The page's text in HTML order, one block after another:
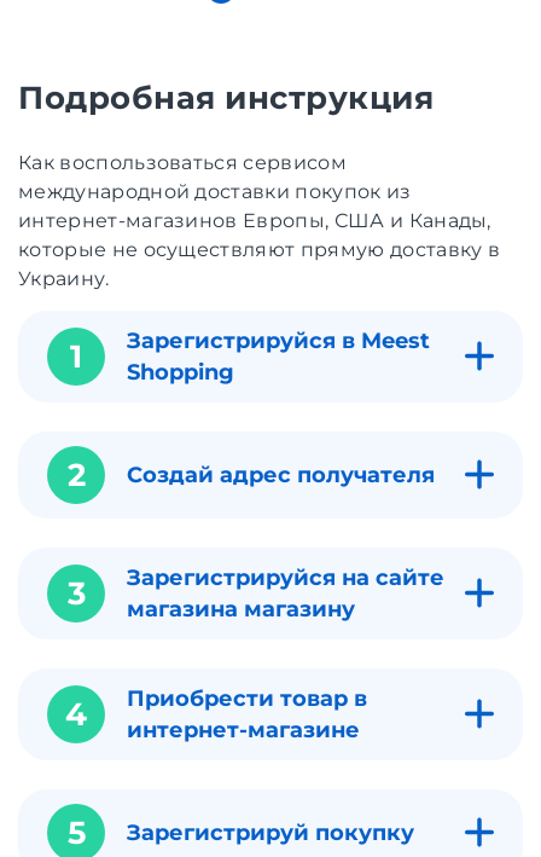
Подробная инструкция
Как воспользоваться сервисом
международной доставки покупок из
интернет-магазинов Европы, США и Канады,
которые не осуществляют прямую доставку в
Украину.
1
Зарегистрируйся в Meest
Shopping
2 Создай адрес получателя
3
Зарегистрируйся на сайте
магазина магазину
4
Приобрести товар в
интернет-магазине
5 Зарегистрируй покупку